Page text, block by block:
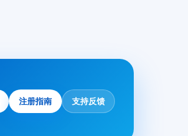
注册指南 支持反馈